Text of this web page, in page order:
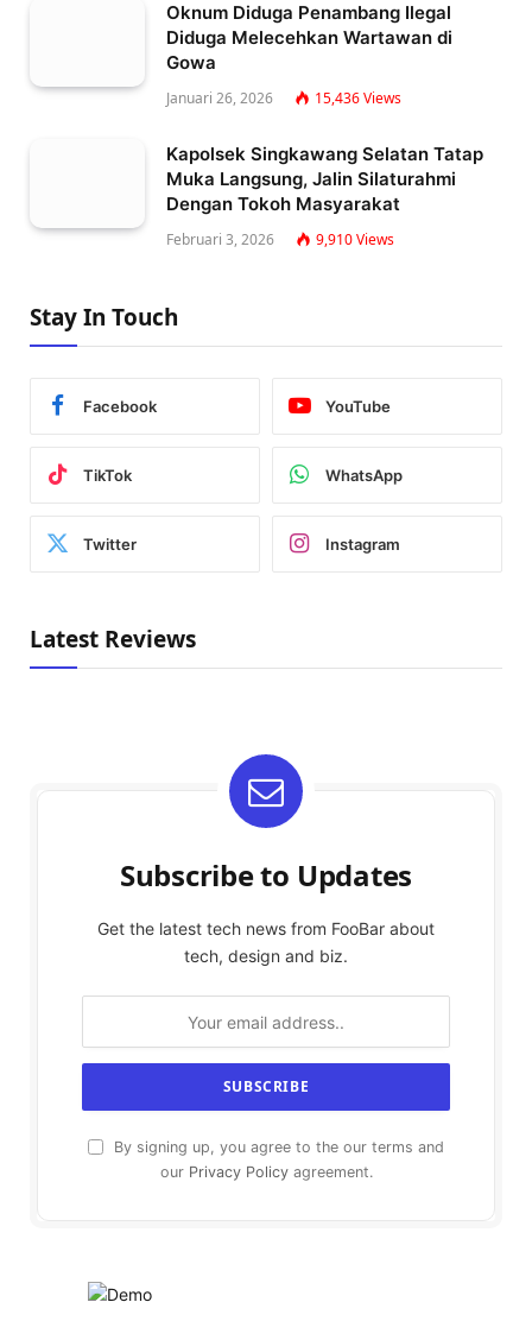
Oknum Diduga Penambang Ilegal
Diduga Melecehkan Wartawan di
Gowa
Januari 26, 2026 15,436Views
Kapolsek Singkawang Selatan Tatap
Muka Langsung, Jalin Silaturahmi
Dengan Tokoh Masyarakat
Februari 3, 2026 9,910Views
Stay In Touch
Facebook YouTube
TikTok WhatsApp
Twitter Instagram
Latest Reviews
Subscribe to Updates
Get the latest tech news from FooBar about
tech, design and biz.
By signing up, you agree to the our terms and
our Privacy Policyagreement.